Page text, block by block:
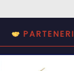
PARTENERI